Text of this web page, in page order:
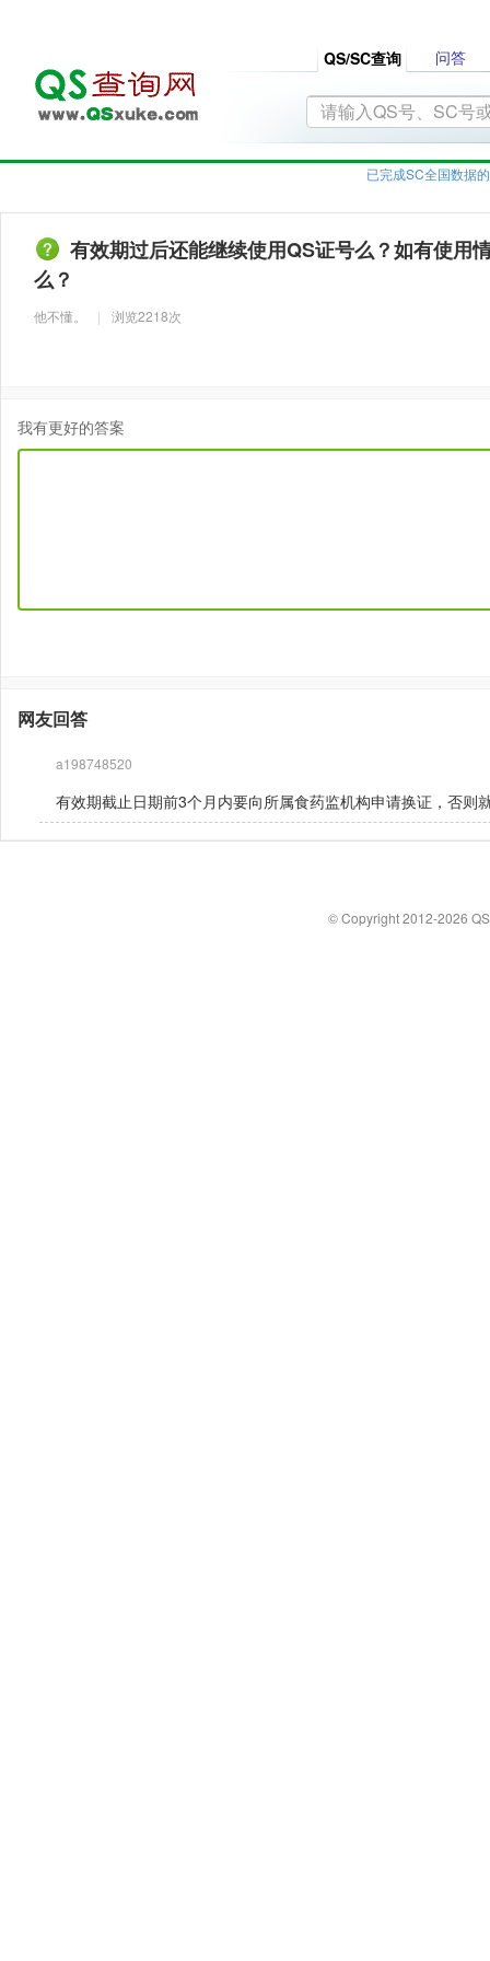
QS/SC查询 问答
已完成SC全国数据
有效期过后还能继续使用QS证号么？如有使用
么？
他不懂。 | 浏览2218次
我有更好的答案
网友回答
a198748520
有效期截止日期前3个月内要向所属食药监机构申请换证，否则
© Copyright 2012-2026